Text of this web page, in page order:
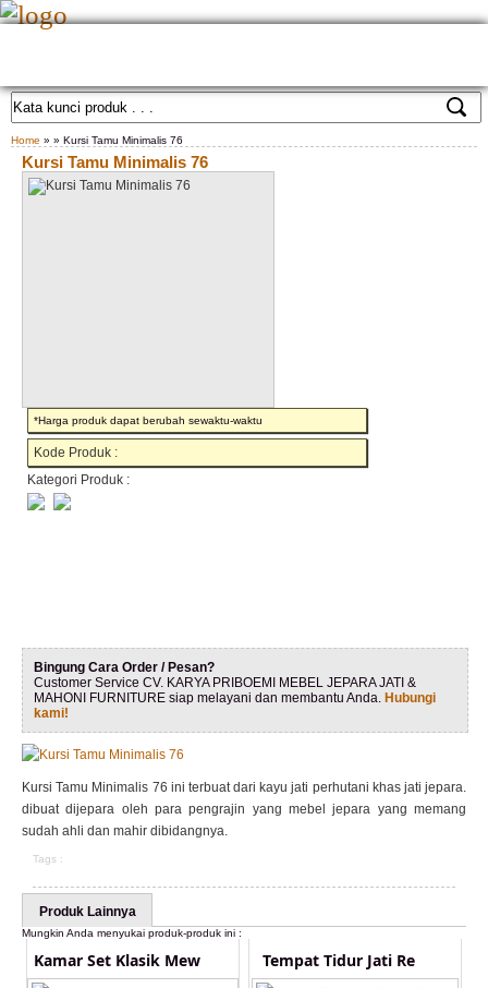
Home » » Kursi Tamu Minimalis 76
Kursi Tamu Minimalis 76
*Harga produk dapat berubah sewaktu-waktu
Kode Produk :
Kategori Produk :
Bingung Cara Order / Pesan?
Customer Service CV. KARYA PRIBOEMI MEBEL JEPARA JATI &
MAHONI FURNITURE siap melayani dan membantu Anda. Hubungi
kami!
Kursi Tamu Minimalis 76 ini terbuat dari kayu jati perhutani khas jati jepara.
dibuat dijepara oleh para pengrajin yang mebel jepara yang memang
sudah ahli dan mahir dibidangnya.
Tags :
Produk Lainnya
Mungkin Anda menyukai produk-produk ini :
Kamar Set Klasik Mew Tempat Tidur Jati Re